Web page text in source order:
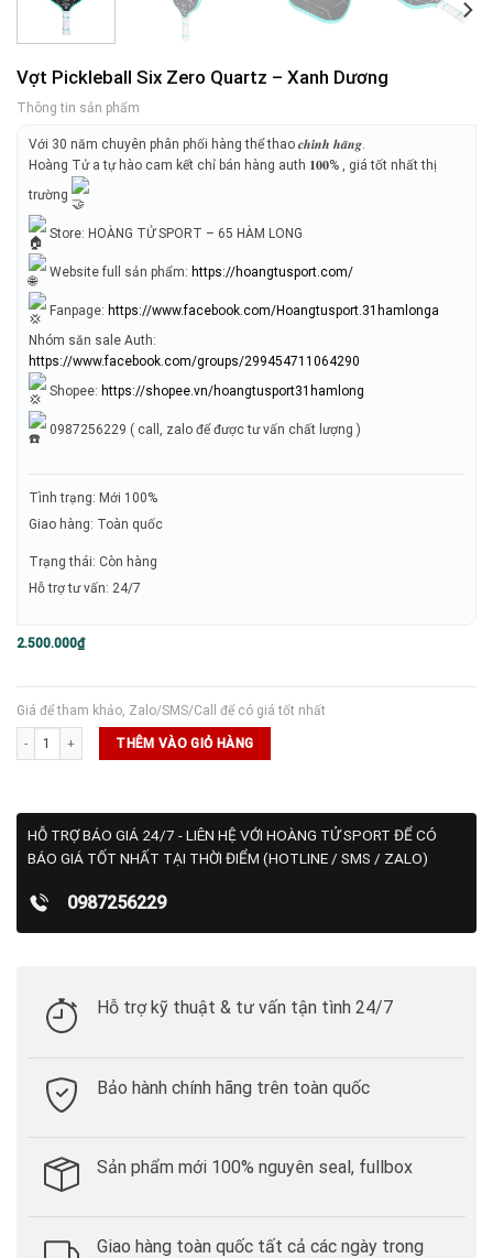
Vợt Pickleball Six Zero Quartz – Xanh Dương
Thông tin sản phẩm
Với 30 năm chuyên phân phối hàng thể thao 𝒄𝒉𝒊́𝒏𝒉 𝒉𝒂̃𝒏𝒈.
Hoàng Tử a tự hào cam kết chỉ bán hàng auth 𝟏𝟎𝟎% , giá tốt nhất thị
trường
Store: HOÀNG TỬ SPORT – 65 HÀM LONG
Website full sản phẩm: https://hoangtusport.com/
Fanpage: https://www.facebook.com/Hoangtusport.31hamlonga
Nhóm săn sale Auth:
https://www.facebook.com/groups/299454711064290
Shopee: https://shopee.vn/hoangtusport31hamlong
0987256229 ( call, zalo để được tư vấn chất lượng )
Tình trạng: Mới 100%
Giao hàng: Toàn quốc
Trạng thái: Còn hàng
Hỗ trợ tư vấn: 24/7
2.500.000₫
Giá để tham khảo, Zalo/SMS/Call để có giá tốt nhất
Vợt Pickleball Six Zero Quartz - Xanh Dương số lượng
THÊM VÀO GIỎ HÀNG
HỖ TRỢ BÁO GIÁ 24/7 - LIÊN HỆ VỚI HOÀNG TỬ SPORT ĐỂ CÓ
BÁO GIÁ TỐT NHẤT TẠI THỜI ĐIỂM (HOTLINE / SMS / ZALO)
0987256229
Hỗ trợ kỹ thuật & tư vấn tận tình 24/7
Bảo hành chính hãng trên toàn quốc
Sản phẩm mới 100% nguyên seal, fullbox
Giao hàng toàn quốc tất cả các ngày trong